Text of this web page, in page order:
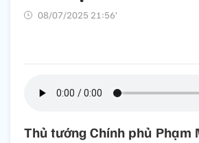
08/07/2025 21:56’
Thủ tướng Chính phủ Phạm